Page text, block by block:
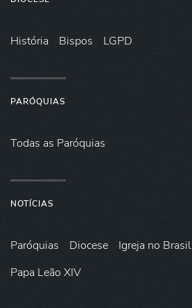
História Bispos LGPD
PARÓQUIAS
Todas as Paróquias
NOTÍCIAS
Paróquias Diocese Igreja no Brasil
Papa Leão XIV